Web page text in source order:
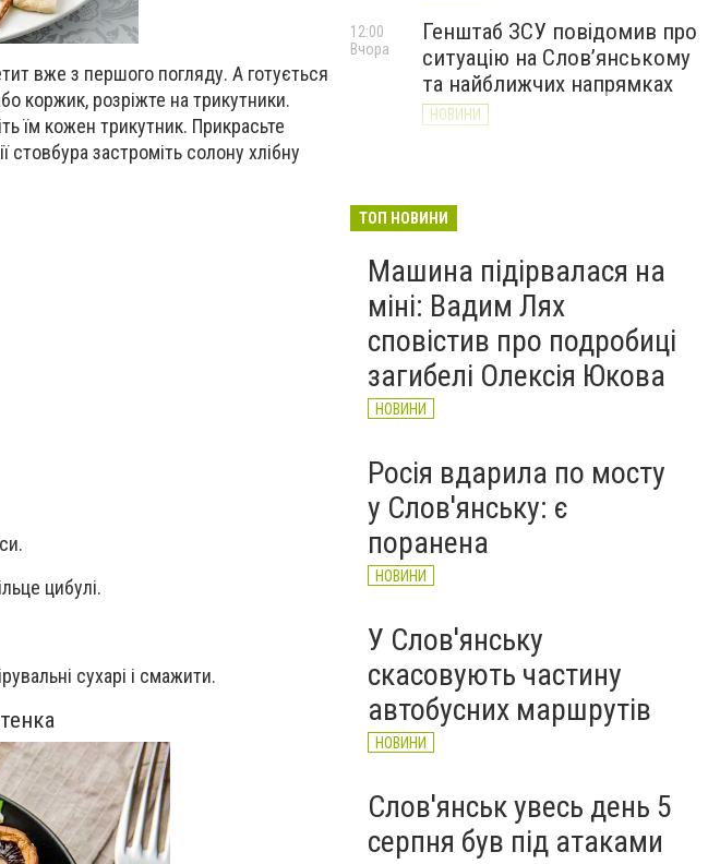
вже з першого погляду. А готується
коржик, розріжте на трикутники.
їм кожен трикутник. Прикрасьте
стовбура застроміть солону хлібну
цибулі.
сухарі і смажити.
Генштаб ЗСУ повідомив про
ситуацію на Слов’янському
та найближчих напрямках
НОВИНИ
12:00
Вчора
великої війни: 7 серпня
ТОП НОВИНИ
Машина підірвалася на
міні: Вадим Лях
сповістив про подробиці
загибелі Олексія Юкова
НОВИНИ
Росія вдарила по мосту
у Слов'янську: є
поранена
НОВИНИ
У Слов'янську
скасовують частину
автобусних маршрутів
НОВИНИ
Слов'янськ увесь день 5
серпня був під атаками